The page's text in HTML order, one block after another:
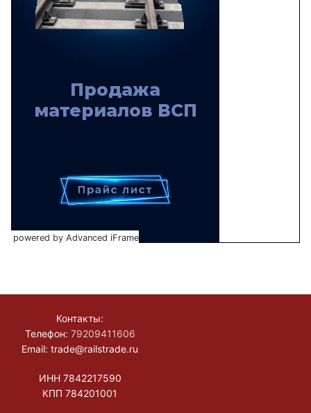
powered by Advanced iFrame
Контакты:
Телефон: 79209411606
Email: trade@railstrade.ru
ИНН 7842217590
КПП 784201001